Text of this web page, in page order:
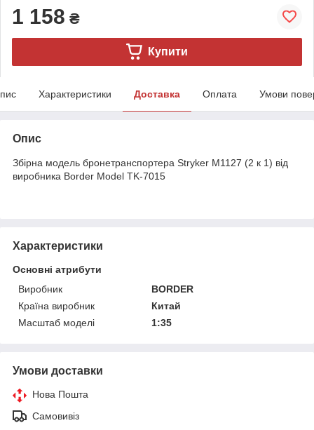
1 158 ₴
Купити
Характеристики Доставка Оплата Умови
Опис
Збірна модель бронетранспортера Stryker M1127 (2 к 1) від
виробника Border Model TK-7015
Характеристики
Основні атрибути
Виробник
BORDER
Країна виробник
Китай
Масштаб моделі
1:35
Умови доставки
Нова Пошта
Самовивіз